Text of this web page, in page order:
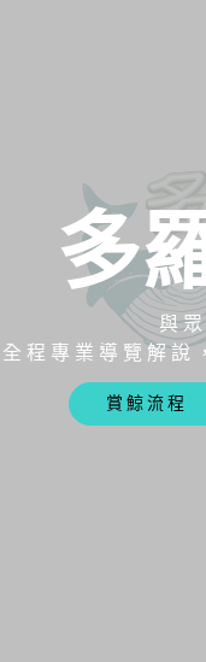
多
與
全程專業導覽解說
賞鯨流程